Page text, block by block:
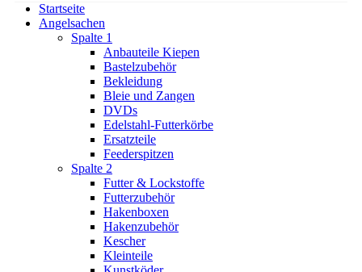
Startseite
Angelsachen
Spalte 1
Anbauteile Kiepen
Bastelzubehör
Bekleidung
Bleie und Zangen
DVDs
Edelstahl-Futterkörbe
Ersatzteile
Feederspitzen
Spalte 2
Futter & Lockstoffe
Futterzubehör
Hakenboxen
Hakenzubehör
Kescher
Kleinteile